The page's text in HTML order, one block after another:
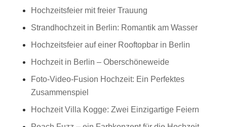
Hochzeitsfeier mit freier Trauung
Strandhochzeit in Berlin: Romantik am Wasser
Hochzeitsfeier auf einer Rooftopbar in Berlin
Hochzeit in Berlin – Oberschöneweide
Foto-Video-Fusion Hochzeit: Ein Perfektes
Zusammenspiel
Hochzeit Villa Kogge: Zwei Einzigartige Feiern